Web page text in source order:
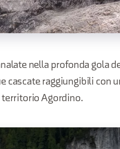
nella profonda gola
cascate raggiungibili con
territorio Agordino.